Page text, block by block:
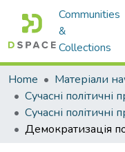
Communities
&
Collections
Home